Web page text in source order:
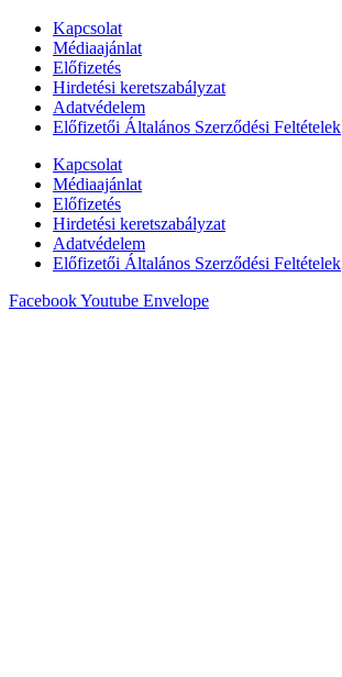
Kapcsolat
Médiaajánlat
Előfizetés
Hirdetési keretszabályzat
Adatvédelem
Előfizetői Általános Szerződési Feltételek
Kapcsolat
Médiaajánlat
Előfizetés
Hirdetési keretszabályzat
Adatvédelem
Előfizetői Általános Szerződési Feltételek
FacebookYoutube Envelope